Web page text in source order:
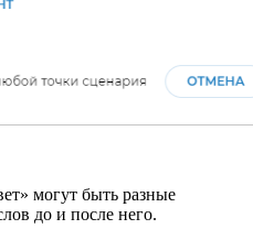
могут быть разные
до и после него.